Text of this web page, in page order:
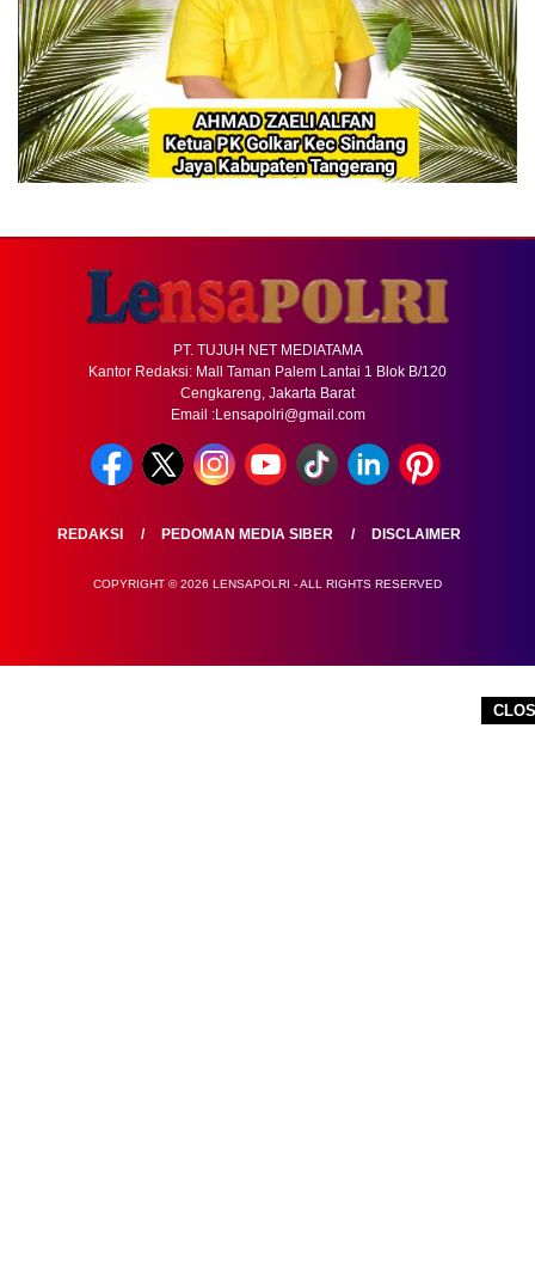
PT. TUJUH NET MEDIATAMA
Kantor Redaksi: Mall Taman Palem Lantai 1 Blok B/120
Cengkareng, Jakarta Barat
Email :Lensapolri@gmail.com
REDAKSI PEDOMAN MEDIA SIBER DISCLAIMER
COPYRIGHT © 2026 LENSAPOLRI - ALL RIGHTS RESERVED